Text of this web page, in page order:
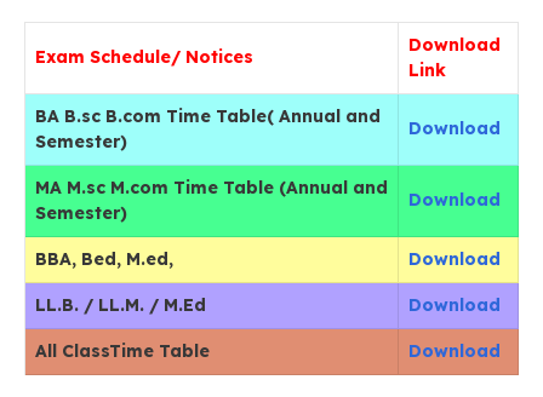
Exam Schedule/ Notices
Download
Link
BA B.sc B.com Time Table( Annual and
Semester)
Download
MA M.sc M.com Time Table (Annual and
Semester)
Download
BBA, Bed, M.ed, Download
LL.B. / LL.M. / M.Ed Download
All ClassTime Table Download